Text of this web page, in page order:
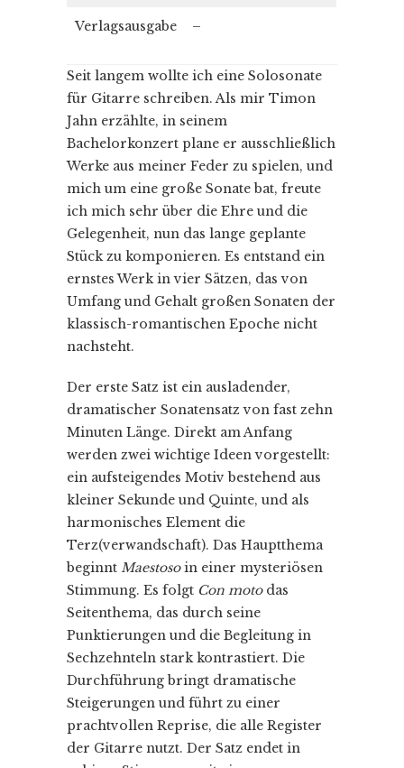
Verlagsausgabe –
Seit langem wollte ich eine Solosonate
für Gitarre schreiben. Als mir Timon
Jahn erzählte, in seinem
Bachelorkonzert plane er ausschließlich
Werke aus meiner Feder zu spielen, und
mich um eine große Sonate bat, freute
ich mich sehr über die Ehre und die
Gelegenheit, nun das lange geplante
Stück zu komponieren. Es entstand ein
ernstes Werk in vier Sätzen, das von
Umfang und Gehalt großen Sonaten der
klassisch-romantischen Epoche nicht
nachsteht.
Der erste Satz ist ein ausladender,
dramatischer Sonatensatz von fast zehn
Minuten Länge. Direkt am Anfang
werden zwei wichtige Ideen vorgestellt:
ein aufsteigendes Motiv bestehend aus
kleiner Sekunde und Quinte, und als
harmonisches Element die
Terz(verwandschaft). Das Hauptthema
beginnt Maestosoin einer mysteriösen
Stimmung. Es folgt Con motodas
Seitenthema, das durch seine
Punktierungen und die Begleitung in
Sechzehnteln stark kontrastiert. Die
Durchführung bringt dramatische
Steigerungen und führt zu einer
prachtvollen Reprise, die alle Register
der Gitarre nutzt. Der Satz endet in